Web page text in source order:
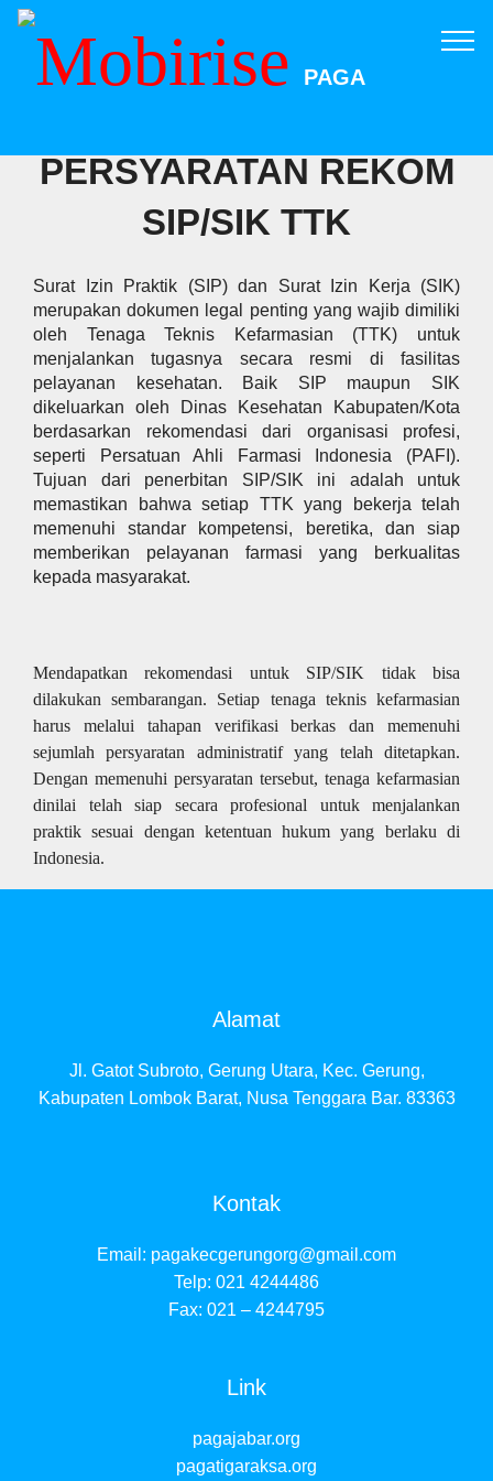
PAGA
PERSYARATAN REKOM
SIP/SIK TTK
Surat Izin Praktik (SIP) dan Surat Izin Kerja (SIK)
merupakan dokumen legal penting yang wajib dimiliki
oleh Tenaga Teknis Kefarmasian (TTK) untuk
menjalankan tugasnya secara resmi di fasilitas
pelayanan kesehatan. Baik SIP maupun SIK
dikeluarkan oleh Dinas Kesehatan Kabupaten/Kota
berdasarkan rekomendasi dari organisasi profesi,
seperti Persatuan Ahli Farmasi Indonesia (PAFI).
Tujuan dari penerbitan SIP/SIK ini adalah untuk
memastikan bahwa setiap TTK yang bekerja telah
memenuhi standar kompetensi, beretika, dan siap
memberikan pelayanan farmasi yang berkualitas
kepada masyarakat.
Mendapatkan rekomendasi untuk SIP/SIK tidak bisa
dilakukan sembarangan. Setiap tenaga teknis kefarmasian
harus melalui tahapan verifikasi berkas dan memenuhi
sejumlah persyaratan administratif yang telah ditetapkan.
Dengan memenuhi persyaratan tersebut, tenaga kefarmasian
dinilai telah siap secara profesional untuk menjalankan
praktik sesuai dengan ketentuan hukum yang berlaku di
Indonesia.
Alamat
Jl. Gatot Subroto, Gerung Utara, Kec. Gerung,
Kabupaten Lombok Barat, Nusa Tenggara Bar. 83363
Kontak
Email: pagakecgerungorg@gmail.com
Telp: 021 4244486
Fax: 021 – 4244795
Link
pagajabar.org
pagatigaraksa.org